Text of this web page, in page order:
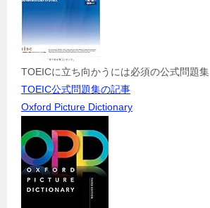
TOEICに立ち向かうには必須の公式問題集
TOEIC公式問題集の記事
Oxford Picture Dictionary